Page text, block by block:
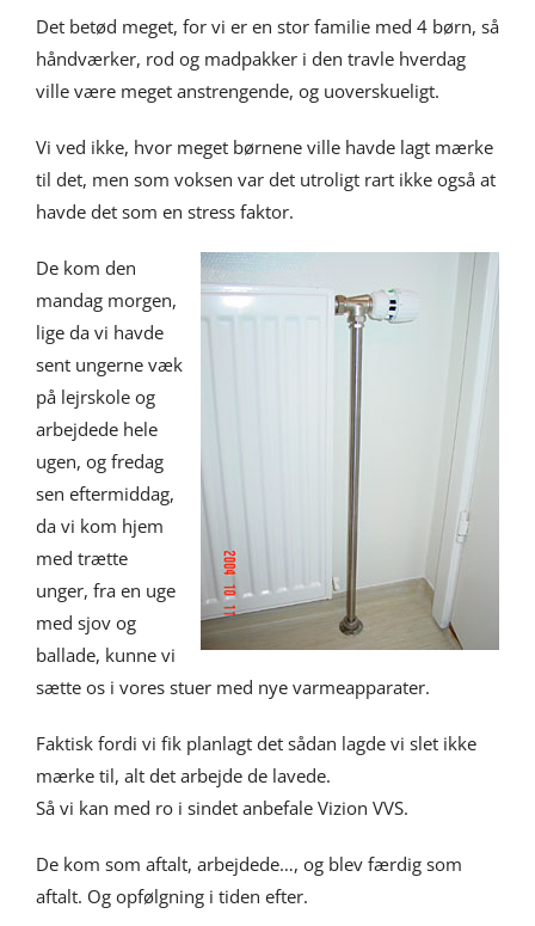
Det betød meget, for vi er en stor familie med 4 børn, så
håndværker, rod og madpakker i den travle hverdag
ville være meget anstrengende, og uoverskueligt.
Vi ved ikke, hvor meget børnene ville havde lagt mærke
til det, men som voksen var det utroligt rart ikke også at
havde det som en stress faktor.
De kom den
mandag morgen,
lige da vi havde
sent ungerne væk
på lejrskole og
arbejdede hele
ugen, og fredag
sen eftermiddag,
da vi kom hjem
med trætte
unger, fra en uge
med sjov og
ballade, kunne vi
sætte os i vores stuer med nye varmeapparater.
Faktisk fordi vi fik planlagt det sådan lagde vi slet ikke
mærke til, alt det arbejde de lavede.
Så vi kan med ro i sindet anbefale Vizion VVS.
De kom som aftalt, arbejdede…, og blev færdig som
aftalt. Og opfølgning i tiden efter.